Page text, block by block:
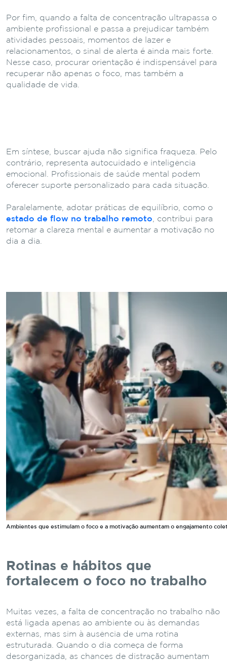
Por fim, quando a falta de concentração ultrapassa o
ambiente profissional e passa a prejudicar também
atividades pessoais, momentos de lazer e
relacionamentos, o sinal de alerta é ainda mais forte.
Nesse caso, procurar orientação é indispensável para
recuperar não apenas o foco, mas também a
qualidade de vida.
Em síntese, buscar ajuda não significa fraqueza. Pelo
contrário, representa autocuidado e inteligência
emocional. Profissionais de saúde mental podem
oferecer suporte personalizado para cada situação.
Paralelamente, adotar práticas de equilíbrio, como o
estado de flow no trabalho remoto , contribui para
retomar a clareza mental e aumentar a motivação no
dia a dia.
Ambientes que estimulam o foco e a motivação aumentam o engajamento
Rotinas e hábitos que
fortalecem o foco no trabalho
Muitas vezes, a falta de concentração no trabalho não
está ligada apenas ao ambiente ou às demandas
externas, mas sim à ausência de uma rotina
estruturada. Quando o dia começa de forma
desorganizada, as chances de distração aumentam